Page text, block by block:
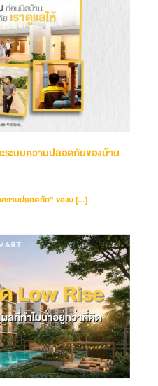
ระบบความปลอดภัยของบ้าน
ความปลอดภัย” ของบ […]